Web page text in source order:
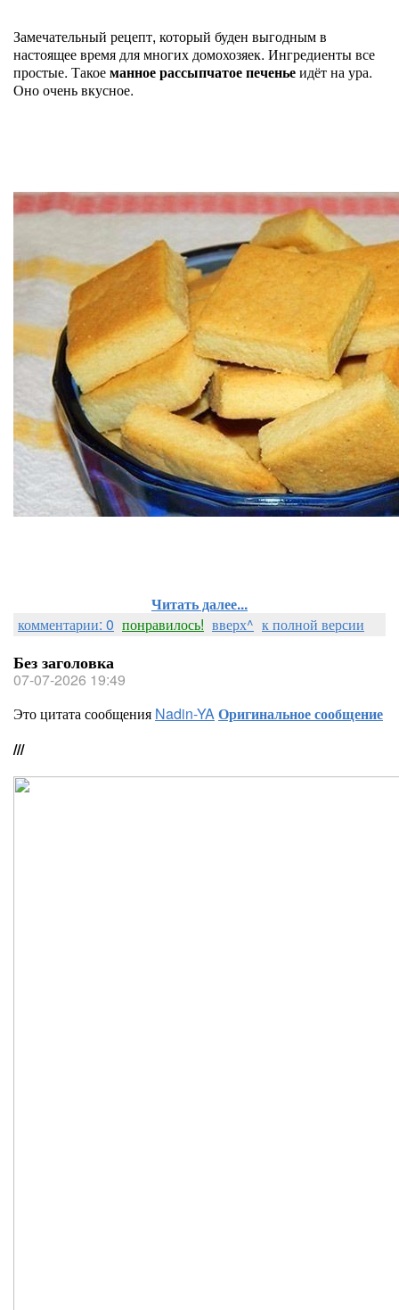
Замечательный рецепт, который буден выгодным в
настоящее время для многих домохозяек. Ингредиенты все
простые. Такоеманное рассыпчатое печеньеидёт на ура.
Оно очень вкусное.
Читать далее...
комментарии: 0 понравилось! вверх^ к полной версии
Без заголовка
07-07-2026 19:49
Это цитата сообщения Nadin-YAОригинальное сообщение
///